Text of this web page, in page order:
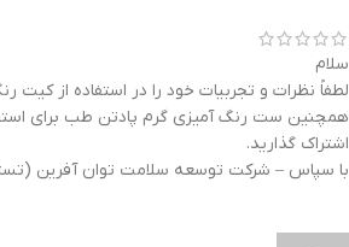
سلام
لطفاً نظرات و تجربیات خود را در استفاده از کیت
همچنین ست رنگ آمیزی گرم پادتن طب برای
اشتراک گذارید.
با سپاس – شرکت توسعه سلامت توان آفرین